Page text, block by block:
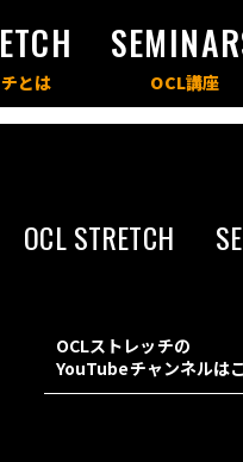
OCL STRETCH
OCLストレッチの
YouTubeチャンネルは